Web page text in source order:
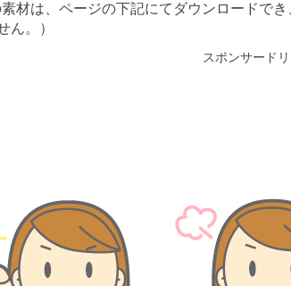
材は、ページの下記にてダウンロードでき
ん。）
スポンサード